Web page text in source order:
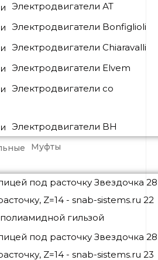
Электродвигатели АТ
Электродвигатели Bonfiglioli
Электродвигатели Chiaravalli
Электродвигатели Elvem
Электродвигатели со
Электродвигатели BH
Муфты
гильзой